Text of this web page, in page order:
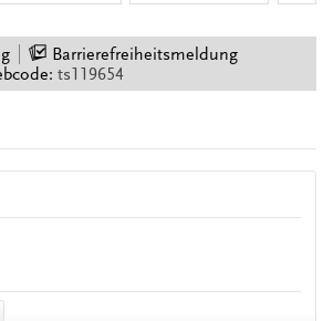
Barrierefreiheitsmeldung
ts119654